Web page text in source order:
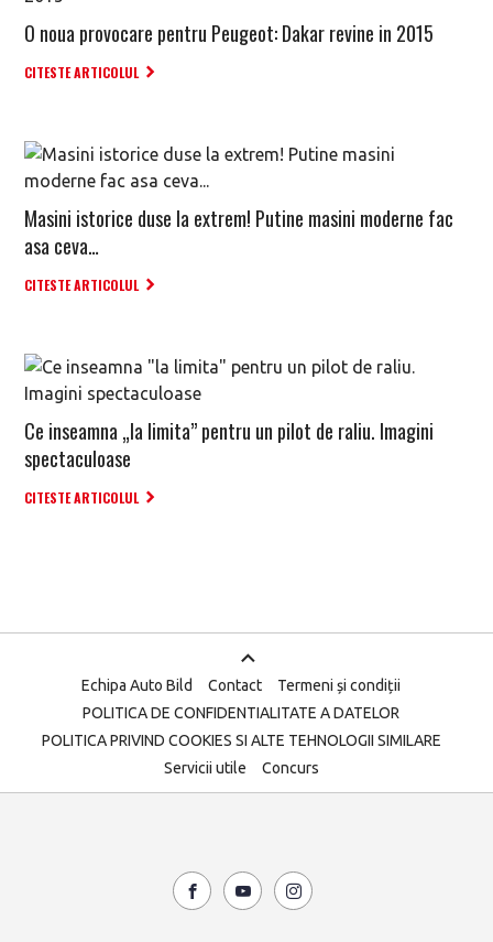
O noua provocare pentru Peugeot: Dakar revine in 2015
CITESTE ARTICOLUL
Masini istorice duse la extrem! Putine masini moderne fac
asa ceva…
CITESTE ARTICOLUL
Ce inseamna „la limita” pentru un pilot de raliu. Imagini
spectaculoase
CITESTE ARTICOLUL
Echipa Auto Bild Contact
Termeni și condiții
POLITICA DE CONFIDENTIALITATE A DATELOR
POLITICA PRIVIND COOKIES SI ALTE TEHNOLOGII SIMILARE
Servicii utile
Concurs